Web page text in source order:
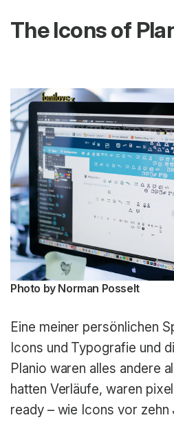
The Icons of
Photo by Norman Posselt
Eine meiner persönlichen
Icons und Typografie und
Planio waren alles andere
hatten Verläufe, waren
ready – wie Icons vor zehn